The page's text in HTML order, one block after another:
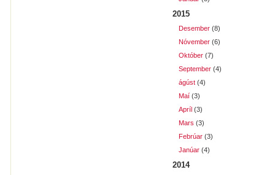
2015
Desember (8)
Nóvember (6)
Október (7)
September (4)
ágúst (4)
Maí (3)
Apríl (3)
Mars (3)
Febrúar (3)
Janúar (4)
2014